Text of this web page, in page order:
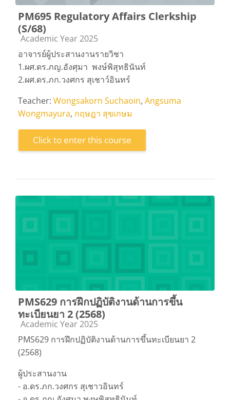
PM695 Regulatory Affairs Clerkship
(S/68)
Course category
Academic Year 2025
อาจารย์ผู้ประสานงานรายวิชา
1.ผศ.ดร.ภญ.อังศุมา พงษ์พิสุทธินันท์
2.ผศ.ดร.ภก.วงศกร สุเชาว์อินทร์
Teacher: Wongsakorn Suchaoin, Angsuma
Wongmayura, กฤษฎา สุขเกษม
Click to enter this course
PMS629 การฝึกปฏิบัติงานด้านการขึ้น
ทะเบียนยา 2 (2568)
Course category
Academic Year 2025
PMS629 การฝึกปฏิบัติงานด้านการขึ้นทะเบียนยา 2
(2568)
ผู้ประสานงาน
- อ.ดร.ภก.วงศกร สุเชาวอินทร์